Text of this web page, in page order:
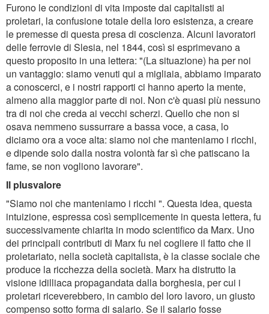
Furono le condizioni di vita imposte dai capitalisti ai
proletari, la confusione totale della loro esistenza, a creare
le premesse di questa presa di coscienza. Alcuni lavoratori
delle ferrovie di Slesia, nel 1844, così si esprimevano a
questo proposito in una lettera: "(La situazione) ha per noi
un vantaggio: siamo venuti qui a migliaia, abbiamo imparato
a conoscerci, e i nostri rapporti ci hanno aperto la mente,
almeno alla maggior parte di noi. Non c'è quasi più nessuno
tra di noi che creda ai vecchi scherzi. Quello che non si
osava nemmeno sussurrare a bassa voce, a casa, lo
diciamo ora a voce alta: siamo noi che manteniamo i ricchi,
e dipende solo dalla nostra volontà far sì che patiscano la
fame, se non vogliono lavorare".
Il plusvalore
"Siamo noi che manteniamo i ricchi ". Questa idea, questa
intuizione, espressa così semplicemente in questa lettera, fu
successivamente chiarita in modo scientifico da Marx. Uno
dei principali contributi di Marx fu nel cogliere il fatto che il
proletariato, nella società capitalista, è la classe sociale che
produce la ricchezza della società. Marx ha distrutto la
visione idilliaca propagandata dalla borghesia, per cui i
proletari riceverebbero, in cambio del loro lavoro, un giusto
compenso sotto forma di salario. Se il salario fosse